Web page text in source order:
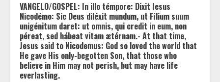
VANGELO/GOSPEL: In illo témpore: Dixit Iesus
Nicodémo: Sic Deus diléxit mundum, ut Fílium suum
unigénitum daret: ut omnis, qui credit in eum, non
péreat, sed hábeat vitam ætérnam.- At that time,
Jesus said to Nicodemus: God so loved the world that
He gave His only-begotten Son, that those who
believe in Him may not perish, but may have life
everlasting.